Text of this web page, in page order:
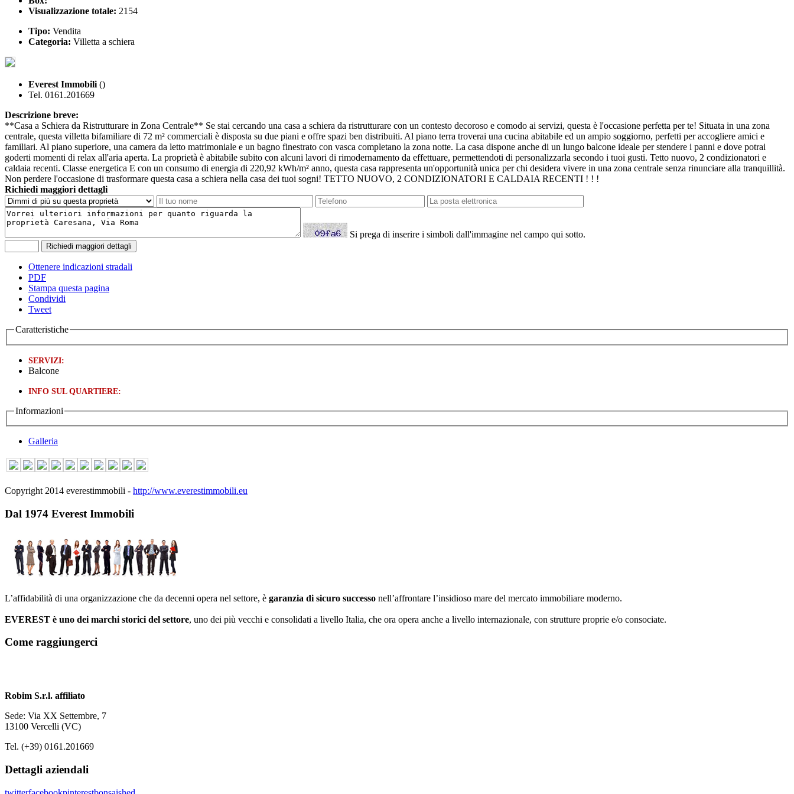
Visualizzazione totale: 2154
Tipo: Vendita
Categoria: Villetta a schiera
Everest Immobili ()
Tel. 0161.201669
Descrizione breve:
**Casa a Schiera da Ristrutturare in Zona Centrale** Se stai cercando una casa a schiera da ristrutturare con un contesto decoroso e comodo ai servizi, questa è l'occasione perfetta per te! Situata in una zona
centrale, questa villetta bifamiliare di 72 m² commerciali è disposta su due piani e offre spazi ben distribuiti. Al piano terra troverai una cucina abitabile ed un ampio soggiorno, perfetti per accogliere amici e
familiari. Al piano superiore, una camera da letto matrimoniale e un bagno finestrato con vasca completano la zona notte. La casa dispone anche di un lungo balcone ideale per stendere i panni e dove potrai
goderti momenti di relax all'aria aperta. La proprietà è abitabile subito con alcuni lavori di rimodernamento da effettuare, permettendoti di personalizzarla secondo i tuoi gusti. Tetto nuovo, 2 condizionatori e
caldaia recenti. Classe energetica E con un consumo di energia di 220,92 kWh/m² anno, questa casa rappresenta un'opportunità unica per chi desidera vivere in una zona centrale senza rinunciare alla tranquillità.
Non perdere l'occasione di trasformare questa casa a schiera nella casa dei tuoi sogni! TETTO NUOVO, 2 CONDIZIONATORI E CALDAIA RECENTI ! ! !
Richiedi maggiori dettagli
Si prega di inserire i simboli dall'immagine nel campo qui sotto.
Ottenere indicazioni stradali
PDF
Stampa questa pagina
Condividi
Tweet
Caratteristiche
SERVIZI:
Balcone
INFO SUL QUARTIERE:
Informazioni
Galleria
Copyright 2014 everestimmobili - http://www.everestimmobili.eu
Dal 1974 Everest Immobili
L’affidabilità di una organizzazione che da decenni opera nel settore, è garanzia di sicuro successo nell’affrontare l’insidioso mare del mercato immobiliare moderno.
EVEREST è uno dei marchi storici del settore, uno dei più vecchi e consolidati a livello Italia, che ora opera anche a livello internazionale, con strutture proprie e/o consociate.
Come raggiungerci
Robim S.r.l. affiliato
Sede: Via XX Settembre, 7
13100 Vercelli (VC)
Tel. (+39) 0161.201669
Dettagli aziendali